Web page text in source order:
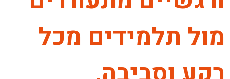
מול תלמידים מכל